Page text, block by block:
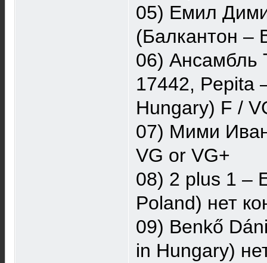
05) Емил
(Балкантон ‎–
06) Ансамбль
17442, Pepita
Hungary) F /
07) Мими
VG or VG+
08) 2 plus 1 ‎–
Poland) нет
09) Benkő
in Hungary)